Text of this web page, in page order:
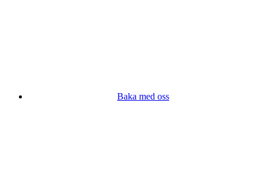
Baka med oss